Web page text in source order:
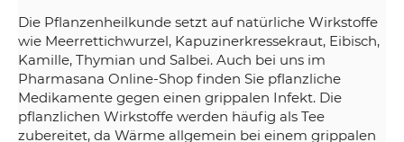
Die Pflanzenheilkunde setzt auf natürliche Wirkstoffe
wie Meerrettichwurzel, Kapuzinerkressekraut, Eibisch,
Kamille, Thymian und Salbei. Auch bei uns im
Pharmasana Online-Shop finden Sie pflanzliche
Medikamente gegen einen grippalen Infekt. Die
pflanzlichen Wirkstoffe werden häufig als Tee
zubereitet, da Wärme allgemein bei einem grippalen